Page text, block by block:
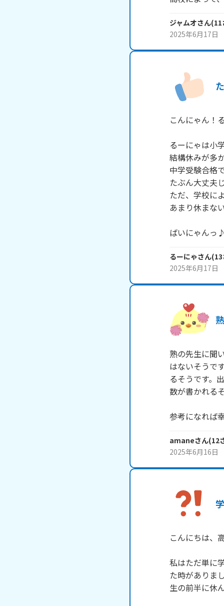
ジャムオさん(11
2025年6月17日
こんにゃん！
るーにゃは小
結構休みが多
中学受験合格
たぶん大丈夫
ただ、学校に
あまり休まな
ばいにゃんっ♪
るーにゃさん(13
2025年6月17日
熟の先生に聞
はないそうで
るそうです。
数が書かれる
参考になれば
amaneさん(12
2025年6月16日
こんにちは、
私はただ単に
た時がありま
生の前半に休